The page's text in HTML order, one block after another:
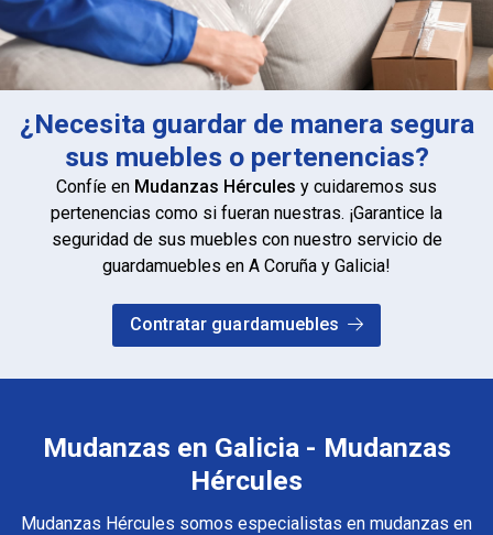
¿Necesita guardar de manera segura
sus muebles o pertenencias?
Confíe en Mudanzas Hércules y cuidaremos sus
pertenencias como si fueran nuestras. ¡Garantice la
seguridad de sus muebles con nuestro servicio de
guardamuebles en A Coruña y Galicia!
Contratar guardamuebles
Mudanzas en Galicia - Mudanzas
Hércules
Mudanzas Hércules somos especialistas en mudanzas en